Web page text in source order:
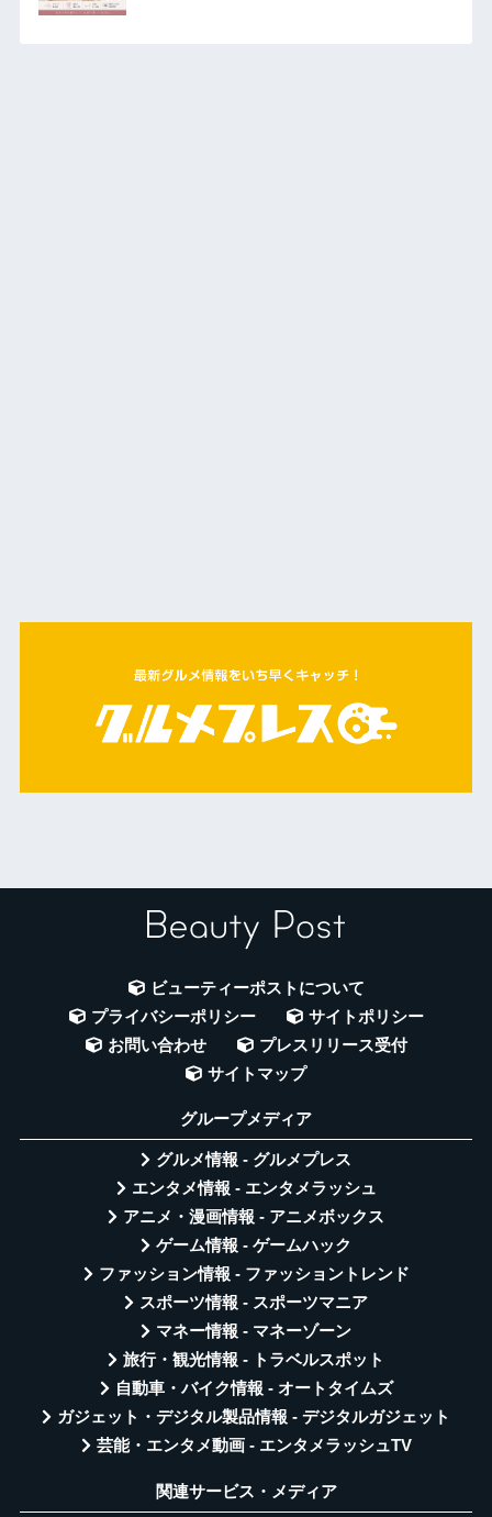
ビューティーポストについて
プライバシーポリシー
サイトポリシー
お問い合わせ
プレスリリース受付
サイトマップ
グループメディア
グルメ情報 - グルメプレス
エンタメ情報 - エンタメラッシュ
アニメ・漫画情報 - アニメボックス
ゲーム情報 - ゲームハック
ファッション情報 - ファッショントレンド
スポーツ情報 - スポーツマニア
マネー情報 - マネーゾーン
旅行・観光情報 - トラベルスポット
自動車・バイク情報 - オートタイムズ
ガジェット・デジタル製品情報 - デジタルガジェット
芸能・エンタメ動画 - エンタメラッシュTV
関連サービス・メディア